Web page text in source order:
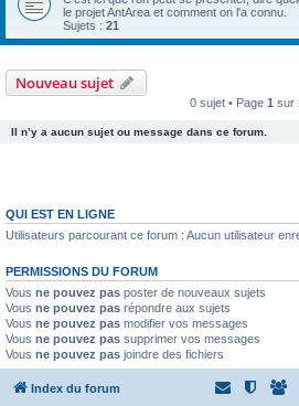
le projet AntArea et comment on l'a connu.
Sujets : 21
Nouveau sujet
0 sujet • Page 1 sur
Il n’y a aucun sujet ou message dans ce forum.
QUI EST EN LIGNE
Utilisateurs parcourant ce forum : Aucun utilisateur
PERMISSIONS DU FORUM
Vous ne pouvez pas poster de nouveaux sujets
Vous ne pouvez pas répondre aux sujets
Vous ne pouvez pas modifier vos messages
Vous ne pouvez pas supprimer vos messages
Vous ne pouvez pas joindre des fichiers
Index du forum